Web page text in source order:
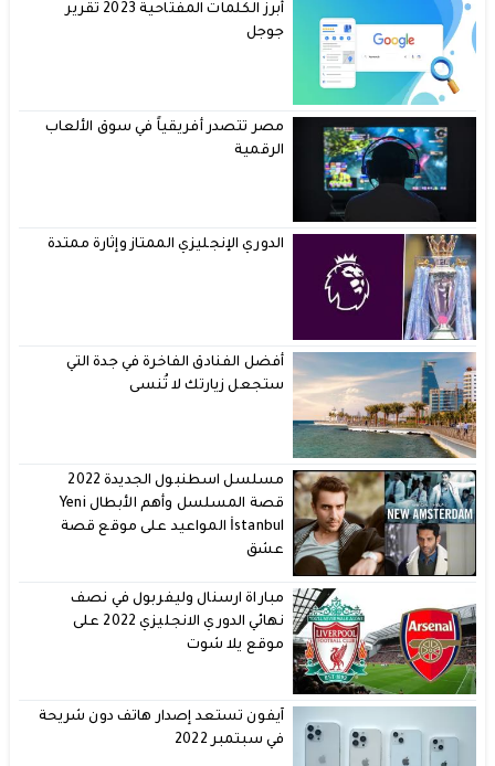
أبرز الكلمات المفتاحية 2023 تقرير
جوجل
مصر تتصدر أفريقياً في سوق الألعاب
الرقمية
الدوري الإنجليزي الممتاز وإثارة ممتدة
أفضل الفنادق الفاخرة في جدة التي
ستجعل زيارتك لا تُنسى
مسلسل اسطنبول الجديدة 2022
قصة المسلسل وأهم الأبطال Yeni
İstanbul المواعيد على موقع قصة
عشق
مباراة ارسنال وليفربول في نصف
نهائي الدوري الانجليزي 2022 على
موقع يلا شوت
آيفون تستعد إصدار هاتف دون شريحة
في سبتمبر 2022